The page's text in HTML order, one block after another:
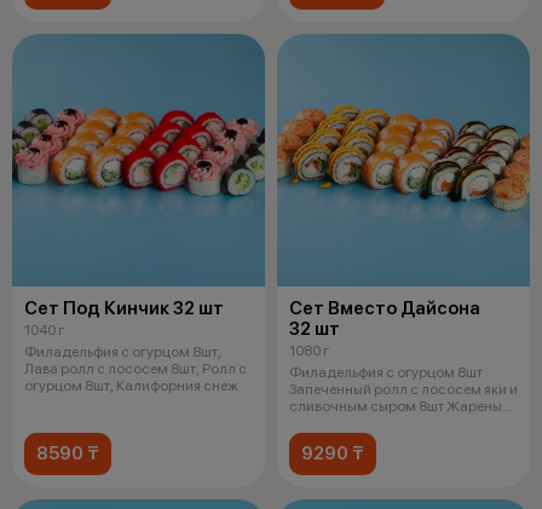
Сет Под Кинчик 32 шт
1040 г
Филадельфия с огурцом 8шт,
Лава ролл с лососем 8шт, Ролл с
огурцом 8шт, Калифорния снеж
8590 ₸
Сет Вместо Дайсона
32 шт
1080 г
Филадельфия с огурцом 8шт
Запеченный ролл с лососем яки и
сливочным сыром 8шт Жареный
9290 ₸